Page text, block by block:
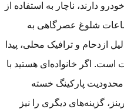
دارند، ناچار به استفاده از
شلوغ عصرگاهی به
و ترافیک محلی، پیدا
اگر خانواده‌ای هستید با
پارکینگ خسته
گزینه‌های دیگری را نیز